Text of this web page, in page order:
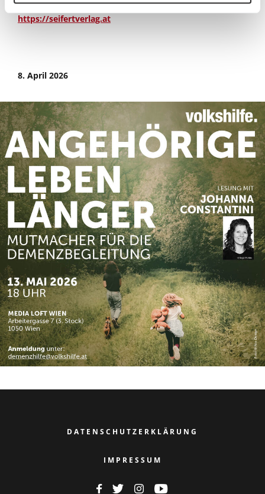
Mehr Infos zum Buch:
https://seifertverlag.at
8. April 2026
DATENSCHUTZERKLÄRUNG
IMPRESSUM